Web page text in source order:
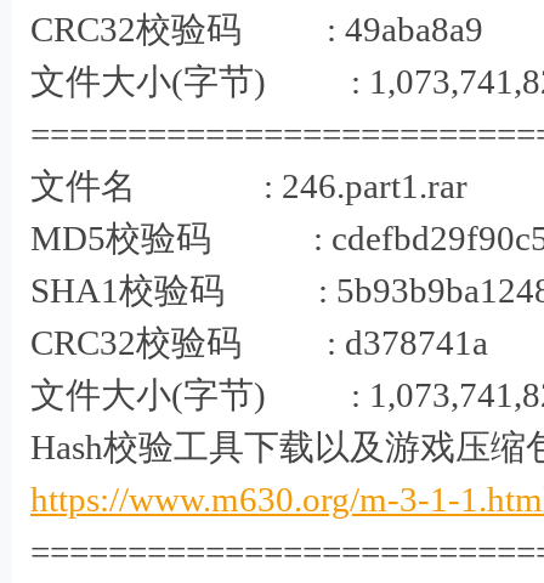
CRC32校验码 : 49aba8a9
文件大小(字节) :
文件名 : 246.part1.rar
MD5校验码 :
SHA1校验码 :
CRC32校验码 : d378741a
文件大小(字节) :
Hash校验工具下载以及游戏压
https://www.m630.org/m-3-1-